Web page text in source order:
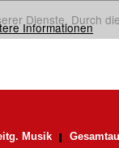
Dienste. Durch
Informationen
Musik